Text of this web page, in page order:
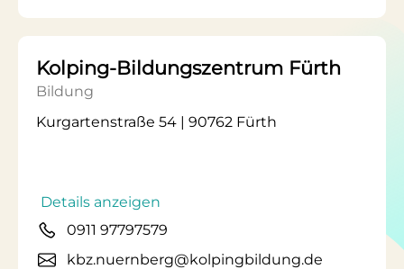
Kolping-Bildungszentrum Fürth
Bildung
Kurgartenstraße 54 | 90762 Fürth
Details anzeigen
0911 97797579
kbz.nuernberg@kolpingbildung.de